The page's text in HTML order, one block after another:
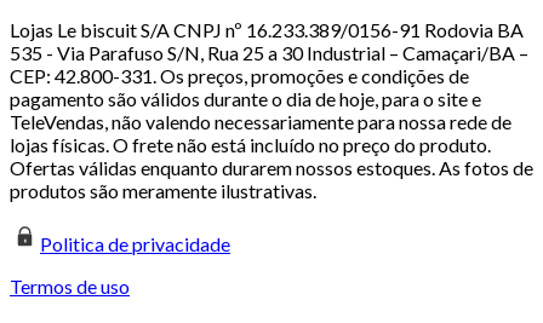
Lojas Le biscuit S/A CNPJ nº 16.233.389/0156-91 Rodovia BA
535 - Via Parafuso S/N, Rua 25 a 30 Industrial – Camaçari/BA –
CEP: 42.800-331. Os preços, promoções e condições de
pagamento são válidos durante o dia de hoje, para o site e
TeleVendas, não valendo necessariamente para nossa rede de
lojas físicas. O frete não está incluído no preço do produto.
Ofertas válidas enquanto durarem nossos estoques. As fotos de
produtos são meramente ilustrativas.
Politica de privacidade
Termos de uso